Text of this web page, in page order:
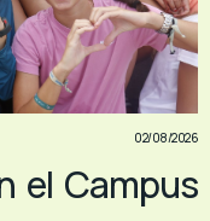
02/08/2026
el Campus